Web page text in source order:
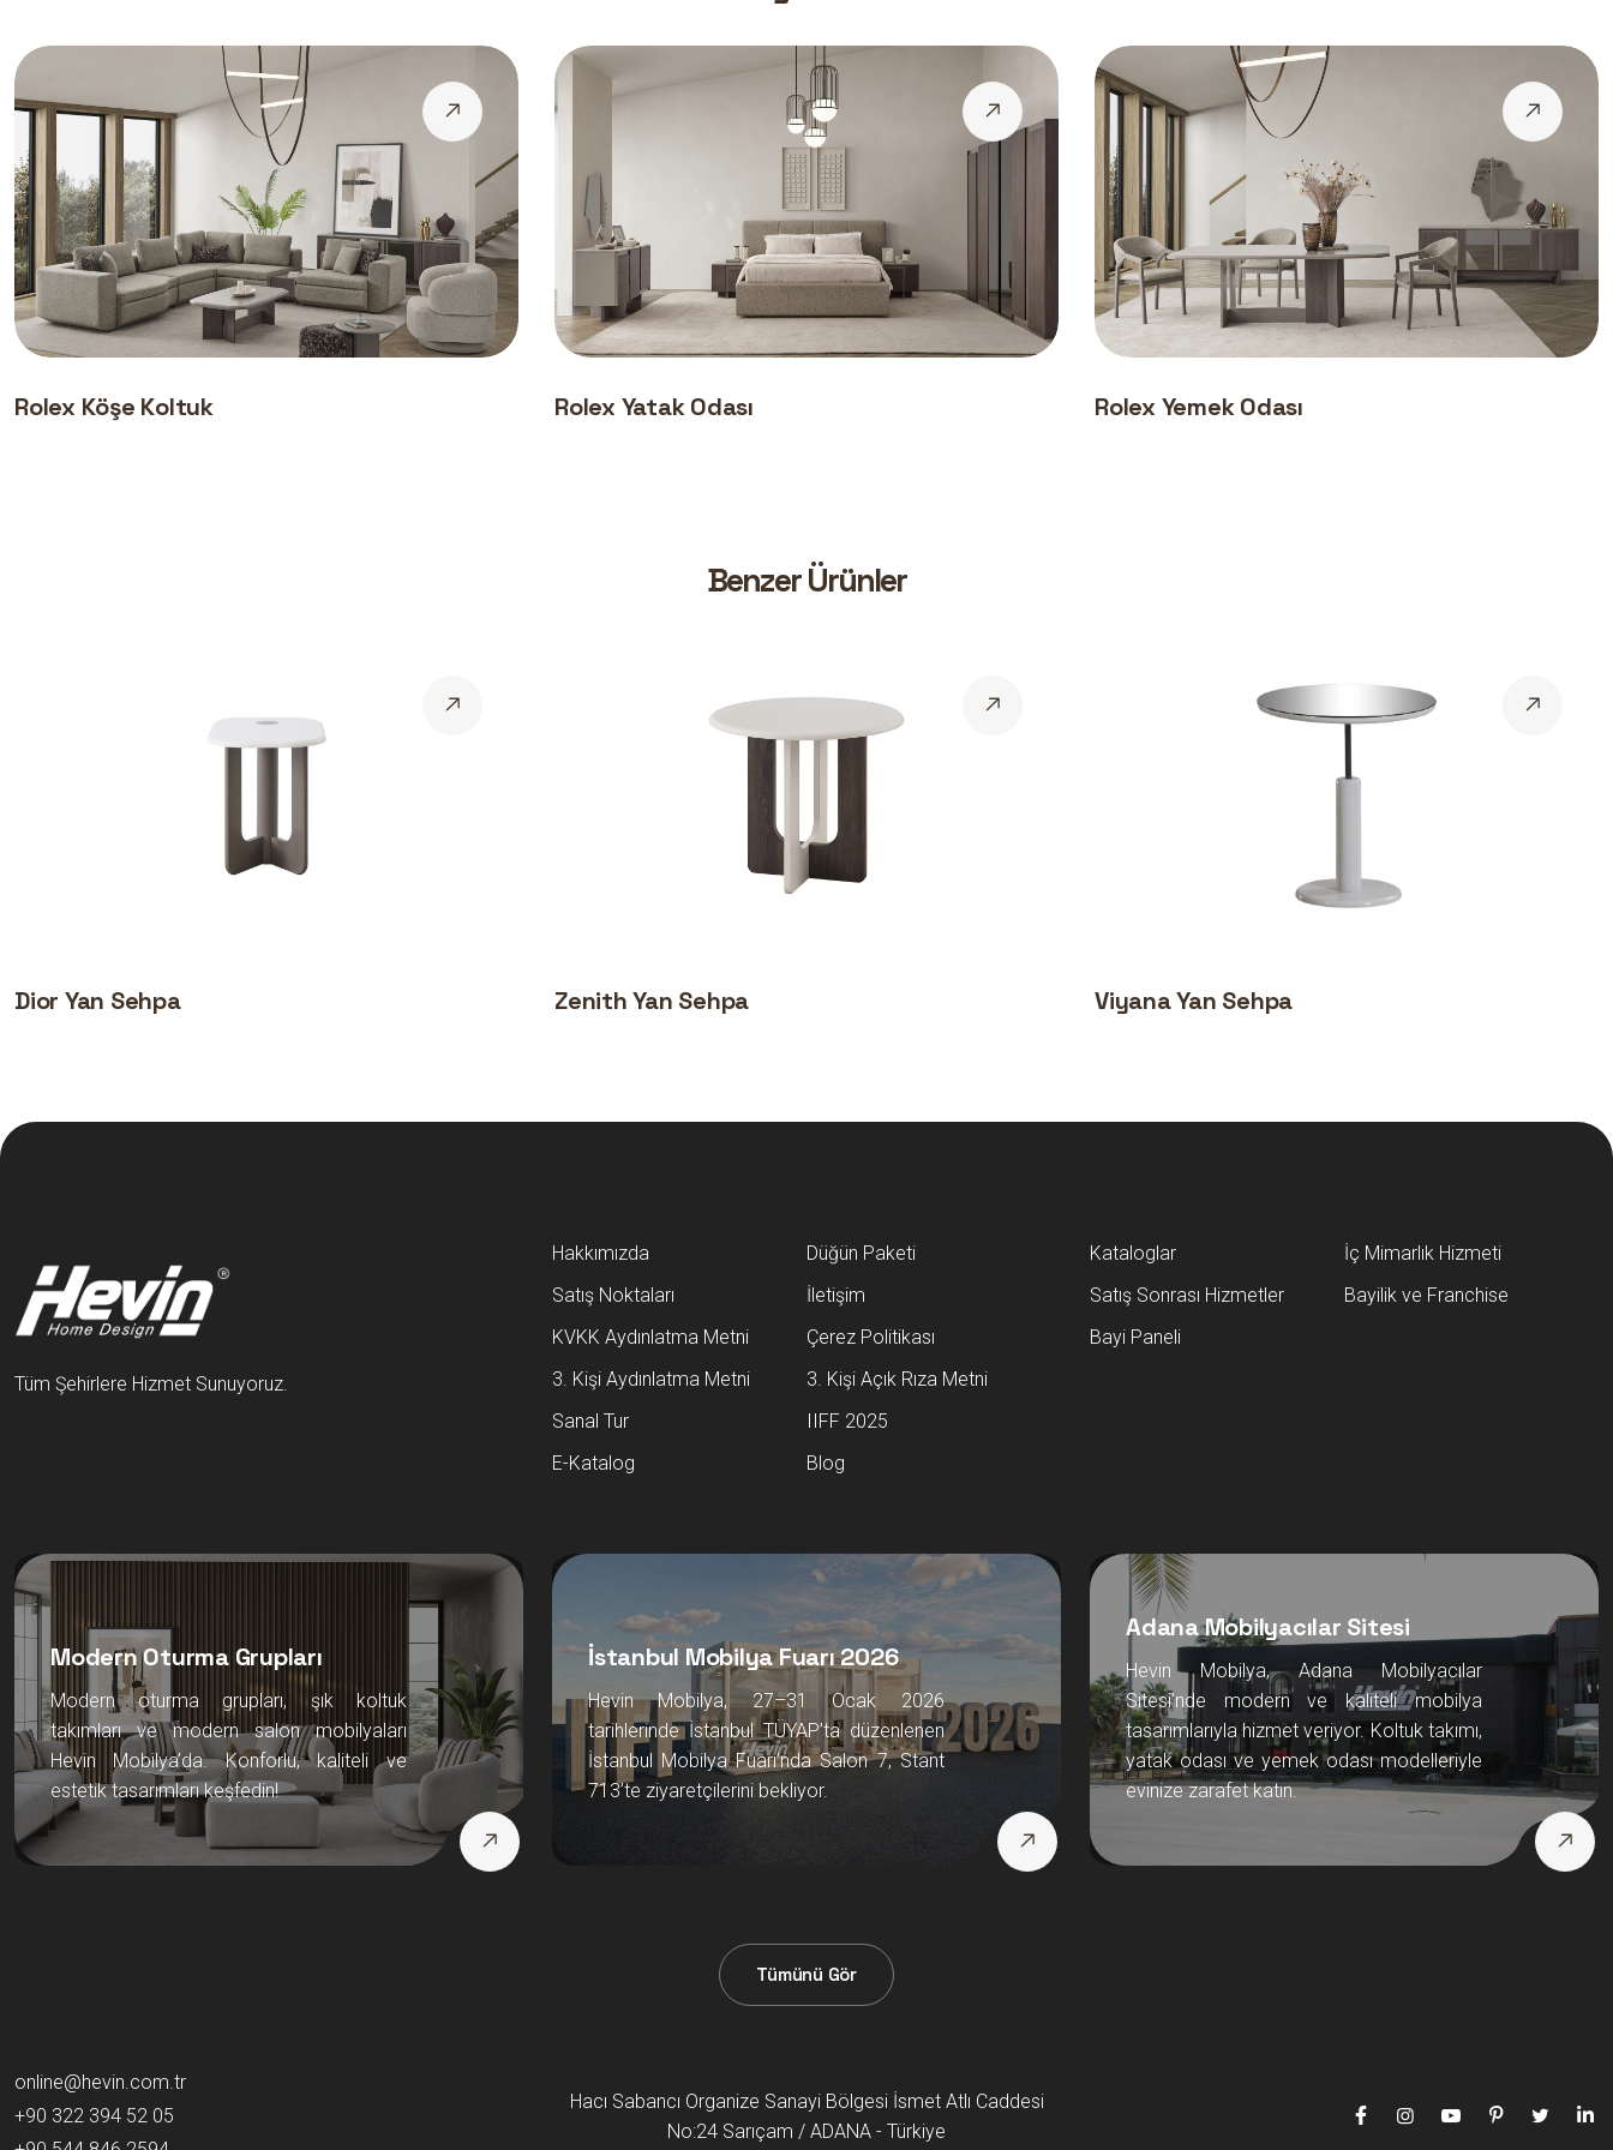
Rolex Köşe Koltuk Rolex Yatak Odası Rolex Yemek Odası
Benzer Ürünler
Dior Yan Sehpa Zenith Yan Sehpa Viyana Yan Sehpa
Tüm Şehirlere Hizmet Sunuyoruz.
Hakkımızda
Düğün Paketi
Satış Noktaları
İletişim
KVKK Aydınlatma Metni
Çerez Politikası
3. Kişi Aydınlatma Metni
3. Kişi Açık Rıza Metni
Sanal Tur
IIFF 2025
E-Katalog
Blog
Kataloglar
İç Mimarlık Hizmeti
Satış Sonrası Hizmetler
Bayilik ve Franchise
Bayi Paneli
Modern Oturma Grupları
Modern oturma grupları, şık koltuk
takımları ve modern salon mobilyaları
Hevin Mobilya’da. Konforlu, kaliteli ve
estetik tasarımları keşfedin!
İstanbul Mobilya Fuarı 2026
Hevin Mobilya, 27–31 Ocak 2026
tarihlerinde İstanbul TÜYAP’ta düzenlenen
İstanbul Mobilya Fuarı’nda Salon 7, Stant
713’te ziyaretçilerini bekliyor.
Adana Mobilyacılar Sitesi
Hevin Mobilya, Adana Mobilyacılar
Sitesi’nde modern ve kaliteli mobilya
tasarımlarıyla hizmet veriyor. Koltuk takımı,
yatak odası ve yemek odası modelleriyle
evinize zarafet katın.
Tümünü Gör
online@hevin.com.tr
+90 322 394 52 05
Hacı Sabancı Organize Sanayi Bölgesi İsmet Atlı Caddesi
No:24 Sarıçam / ADANA - Türkiye